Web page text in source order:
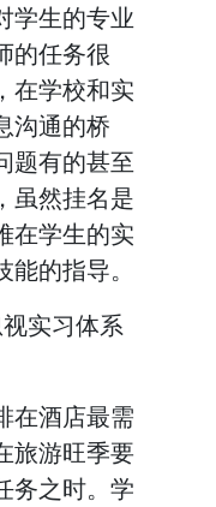
学生的专业
的任务很
在学校和实
沟通的桥
题有的甚至
虽然挂名是
在学生的实
的指导。
实习体系
在酒店最需
旅游旺季要
务之时。学